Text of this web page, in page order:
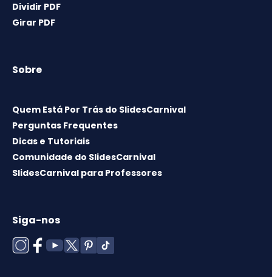
Dividir PDF
Girar PDF
Sobre
Quem Está Por Trás do SlidesCarnival
Perguntas Frequentes
Dicas e Tutoriais
Comunidade do SlidesCarnival
SlidesCarnival para Professores
Siga-nos